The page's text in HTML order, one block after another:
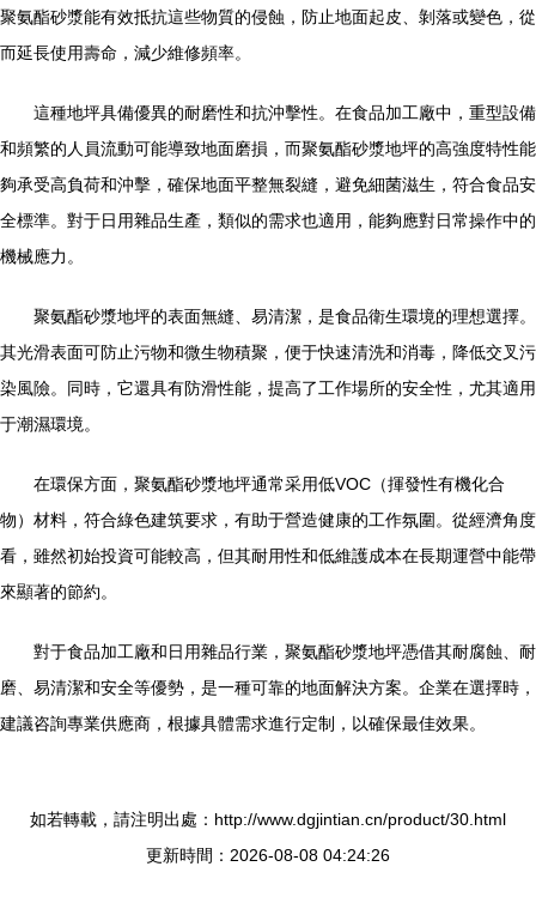
聚氨酯砂漿能有效抵抗這些物質的侵蝕，防止地面起皮、剝落或變色，從
而延長使用壽命，減少維修頻率。
這種地坪具備優異的耐磨性和抗沖擊性。在食品加工廠中，重型設備
和頻繁的人員流動可能導致地面磨損，而聚氨酯砂漿地坪的高強度特性能
夠承受高負荷和沖擊，確保地面平整無裂縫，避免細菌滋生，符合食品安
全標準。對于日用雜品生產，類似的需求也適用，能夠應對日常操作中的
機械應力。
聚氨酯砂漿地坪的表面無縫、易清潔，是食品衛生環境的理想選擇。
其光滑表面可防止污物和微生物積聚，便于快速清洗和消毒，降低交叉污
染風險。同時，它還具有防滑性能，提高了工作場所的安全性，尤其適用
于潮濕環境。
在環保方面，聚氨酯砂漿地坪通常采用低VOC（揮發性有機化合
物）材料，符合綠色建筑要求，有助于營造健康的工作氛圍。從經濟角度
看，雖然初始投資可能較高，但其耐用性和低維護成本在長期運營中能帶
來顯著的節約。
對于食品加工廠和日用雜品行業，聚氨酯砂漿地坪憑借其耐腐蝕、耐
磨、易清潔和安全等優勢，是一種可靠的地面解決方案。企業在選擇時，
建議咨詢專業供應商，根據具體需求進行定制，以確保最佳效果。
如若轉載，請注明出處：http://www.dgjintian.cn/product/30.html
更新時間：2026-08-08 04:24:26